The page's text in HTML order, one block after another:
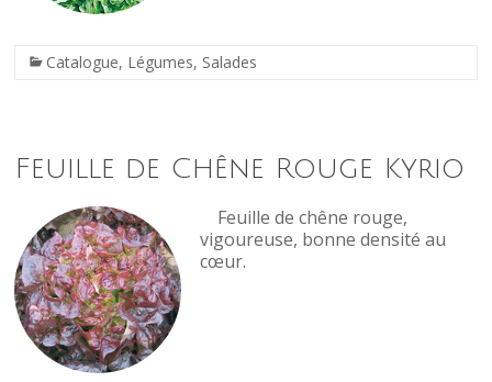
Catalogue, Légumes, Salades
Feuille de Chêne Rouge Kyrio
Feuille de chêne rouge,
vigoureuse, bonne densité au
cœur.